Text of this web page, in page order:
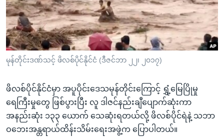
အ
ညွန်း
စာမျက်နှာ
သို့
ကျော်
ရန်
ရှာဖွေ
ရန်
နေရာ
သုတပဒေသာ အင်္ဂလိပ်စာ
Learning English
ဗွီအိုအေ လူမှုကွန်ယက်များ
ဘာသာစကားများ
မုန်တိုင်းဒဏ်သင့် ဖိလစ်ပိုင်နိုင်ငံ (ဒီဇင်ဘာ ၂၂၊ ၂၀၁၇)
ဖိလစ်ပိုင်နိုင်ငံမှာ အပူပိုင်းဒေသမုန်တိုင်းကြောင့် ရွှံ့မြေပြိုမှု
ရေကြီးမှုတွေ ဖြစ်ပွားပြီး လူ ဒါဇင်နည်းချီပျောက်ဆုံးကာ
အနည်းဆုံး ၁၃၃ ယောက် သေဆုံးရတယ်လို့ ဖိလစ်ပိုင်ရဲနဲ့ သဘာ
ဝဘေးအန္တရာယ်ထိန်းသိမ်းရေးအဖွဲ့က ပြောပါတယ်။